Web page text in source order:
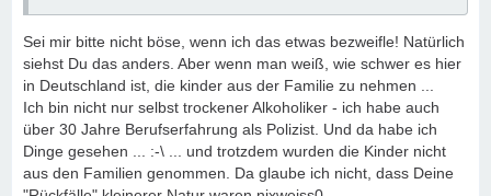
Sei mir bitte nicht böse, wenn ich das etwas bezweifle! Natürlich
siehst Du das anders. Aber wenn man weiß, wie schwer es hier
in Deutschland ist, die kinder aus der Familie zu nehmen ...
Ich bin nicht nur selbst trockener Alkoholiker - ich habe auch
über 30 Jahre Berufserfahrung als Polizist. Und da habe ich
Dinge gesehen ... :-\ ... und trotzdem wurden die Kinder nicht
aus den Familien genommen. Da glaube ich nicht, dass Deine